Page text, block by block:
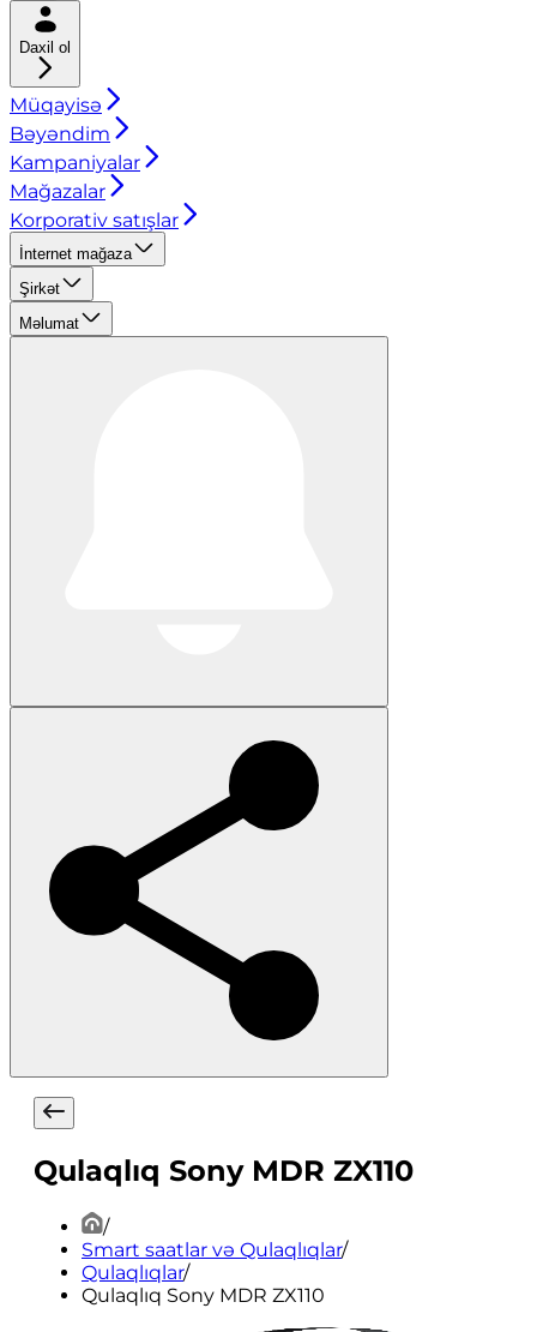
Daxil ol
Müqayisə
Bəyəndim
Kampaniyalar
Mağazalar
Korporativ satışlar
İnternet mağaza
Şirkət
Məlumat
Qulaqlıq Sony MDR ZX110
/
Smart saatlar və Qulaqlıqlar/
Qulaqlıqlar/
Qulaqlıq Sony MDR ZX110